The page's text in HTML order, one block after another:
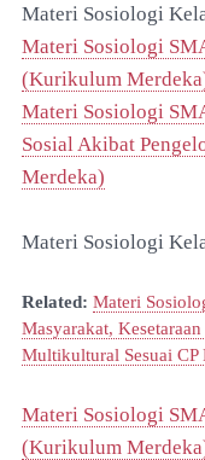
Materi Sosiologi
Materi Sosiologi
(Kurikulum
Materi Sosiologi
Sosial Akibat
Merdeka)
Materi Sosiologi
Related: Materi
Masyarakat,
Multikultural Sesuai
Materi Sosiologi
(Kurikulum